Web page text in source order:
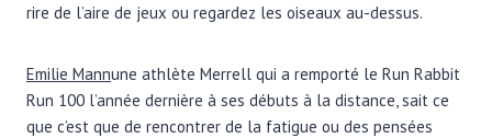
rire de l’aire de jeux ou regardez les oiseaux au-dessus.
Emilie Mannune athlète Merrell qui a remporté le Run Rabbit
Run 100 l’année dernière à ses débuts à la distance, sait ce
que c’est que de rencontrer de la fatigue ou des pensées